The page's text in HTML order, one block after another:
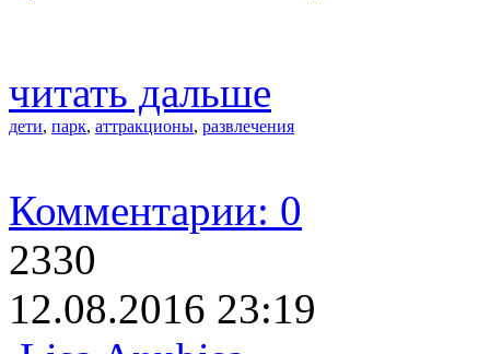
читать дальше
дети, парк, аттракционы, развлечения
Комментарии: 0
2330
12.08.2016 23:19